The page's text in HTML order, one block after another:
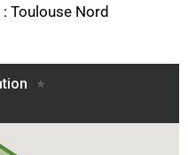
: Toulouse Nord